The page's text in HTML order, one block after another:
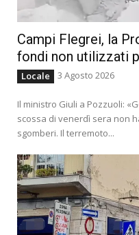
Campi Flegrei, la
fondi non utilizzati
Locale 3 Agosto 2026
Il ministro Giuli a Pozzuoli:
scossa di venerdì sera non
sgomberi. Il terremoto...